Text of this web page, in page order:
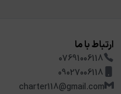
ارتباط با ما
07691006118
09027006118
charter118@gmail.com